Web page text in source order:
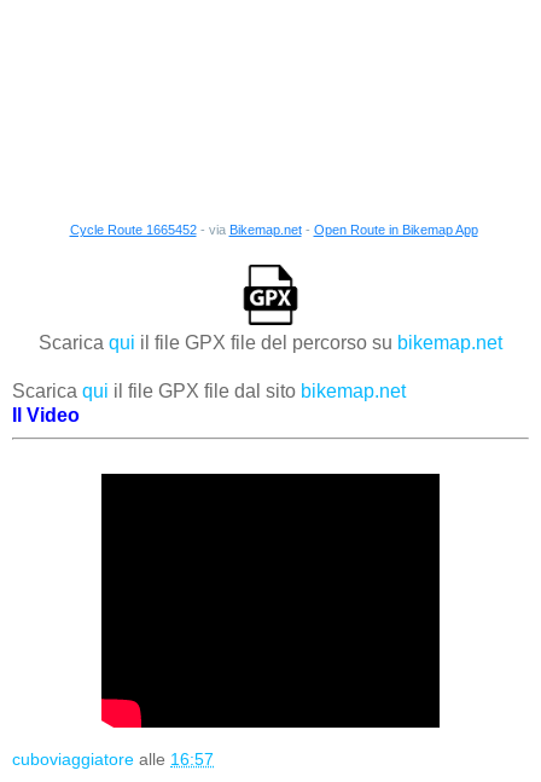
Cycle Route 1665452- via Bikemap.net- Open Route in Bikemap App
Scarica qui il file GPX file del percorso su bikemap.net
Scarica qui il file GPX file dal sito bikemap.net
Il Video
cuboviaggiatore alle 16:57